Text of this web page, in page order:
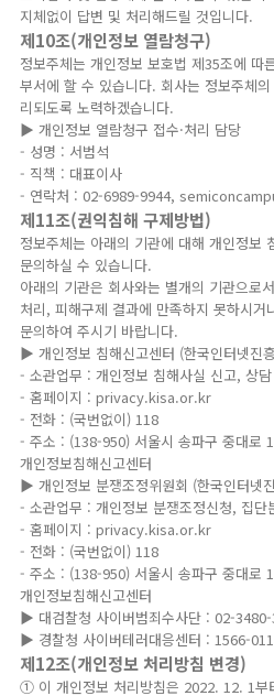
지체없이 답변 및 처리해드릴 것입니다.
제10조(개인정보 열람청구)
정보주체는 개인정보 보호법 제35조에 따
부서에 할 수 있습니다. 회사는 정보주체
리되도록 노력하겠습니다.
▶ 개인정보 열람청구 접수·처리 담당
- 성명 : 서범석
- 직책 : 대표이사
- 연락처 : 02-6989-9944,
제11조(권익침해 구제방법)
정보주체는 아래의 기관에 대해 개인정보
문의하실 수 있습니다.
아래의 기관은 회사와는 별개의 기관으로
처리, 피해구제 결과에 만족하지 못하시
문의하여 주시기 바랍니다.
▶ 개인정보 침해신고센터 (한국인터넷진
- 소관업무 : 개인정보 침해사실 신고, 상
- 홈페이지 : privacy.kisa.or.kr
- 전화 : (국번없이) 118
- 주소 : (138-950) 서울시 송파구 중대로
개인정보침해신고센터
▶ 개인정보 분쟁조정위원회 (한국인터넷
- 소관업무 : 개인정보 분쟁조정신청, 집단
- 홈페이지 : privacy.kisa.or.kr
- 전화 : (국번없이) 118
- 주소 : (138-950) 서울시 송파구 중대로
개인정보침해신고센터
▶ 대검찰청 사이버범죄수사단 : 02-
▶ 경찰청 사이버테러대응센터 : 1566-
제12조(개인정보 처리방침 변경)
① 이 개인정보 처리방침은 2022. 12. 1부